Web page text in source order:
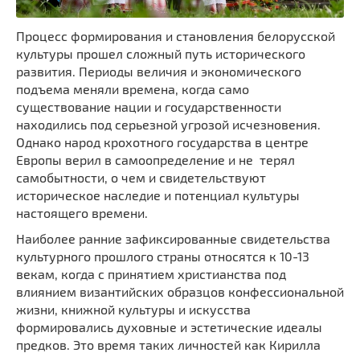
Процесс формирования и становления белорусской
культуры прошел сложный путь исторического
развития. Периоды величия и экономического
подъема меняли времена, когда само
существование нации и государственности
находились под серьезной угрозой исчезновения.
Однако народ крохотного государства в центре
Европы верил в самоопределение и не терял
самобытности, о чем и свидетельствуют
историческое наследие и потенциал культуры
настоящего времени.
Наиболее ранние зафиксированные свидетельства
культурного прошлого страны относятся к 10-13
векам, когда с принятием христианства под
влиянием византийских образцов конфессиональной
жизни, книжной культуры и искусства
формировались духовные и эстетические идеалы
предков. Это время таких личностей как Кирилла